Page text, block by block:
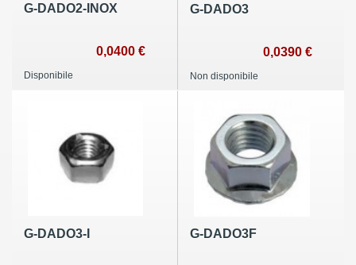
G-DADO2-INOX
0,0400 €
Disponibile
G-DADO3
0,0390 €
Non disponibile
G-DADO3-I G-DADO3F